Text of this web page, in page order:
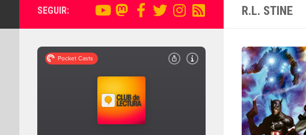
R.L. STINE
SEGUIR: